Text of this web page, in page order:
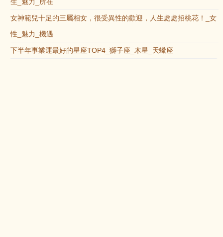
女神範兒十足的三屬相女，很受異性的歡迎，人生處處招桃花！_女
性_魅力_機遇
下半年事業運最好的星座TOP4_獅子座_木星_天蠍座